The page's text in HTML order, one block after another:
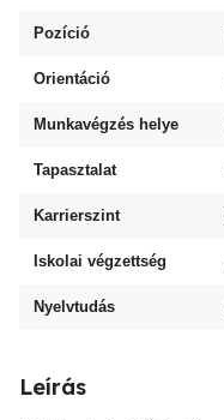
Pozíció
Orientáció
Munkavégzés helye
Tapasztalat
Karrierszint
Iskolai végzettség
Nyelvtudás
Leírás